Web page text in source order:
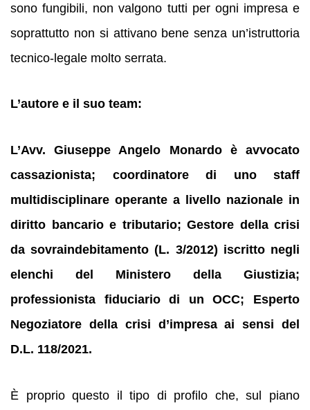
sono fungibili, non valgono tutti per ogni impresa e
soprattutto non si attivano bene senza un’istruttoria
tecnico-legale molto serrata.
L’autore e il suo team:
L’Avv. Giuseppe Angelo Monardo è avvocato
cassazionista; coordinatore di uno staff
multidisciplinare operante a livello nazionale in
diritto bancario e tributario; Gestore della crisi
da sovraindebitamento (L. 3/2012) iscritto negli
elenchi del Ministero della Giustizia;
professionista fiduciario di un OCC; Esperto
Negoziatore della crisi d’impresa ai sensi del
D.L. 118/2021.
È proprio questo il tipo di profilo che, sul piano